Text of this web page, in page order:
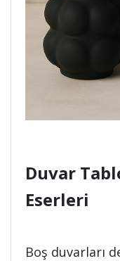
Duvar
Eserleri
Boş duvarları